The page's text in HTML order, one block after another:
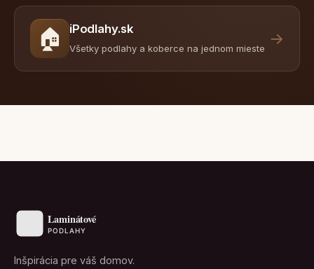
🏠 iPodlahy.sk
Všetky podlahy a koberce na jednom mieste
→
Inšpirácia pre váš domov.